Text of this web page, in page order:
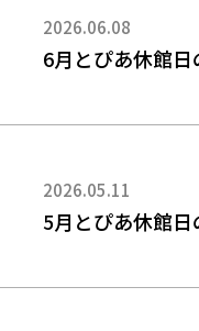
2026.06.08
6月とぴあ休館
2026.05.11
5月とぴあ休館